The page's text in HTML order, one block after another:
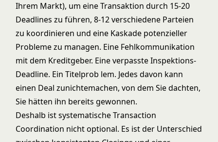
Ihrem Markt), um eine Transaktion durch 15-20
Deadlines zu führen, 8-12 verschiedene Parteien
zu koordinieren und eine Kaskade potenzieller
Probleme zu managen. Eine Fehlkommunikation
mit dem Kreditgeber. Eine verpasste Inspektions-
Deadline. Ein Titelprob lem. Jedes davon kann
einen Deal zunichtemachen, von dem Sie dachten,
Sie hätten ihn bereits gewonnen.
Deshalb ist systematischeTransaction
Coordination nicht optional. Es ist der Unterschied